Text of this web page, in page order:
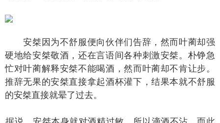
安桀因为不舒服便向伙伴们告辞，然而叶蔺却强
硬地给安桀敬酒，还在言语间各种刺激安桀。朴铮急
忙对叶蔺解释安桀不能喝酒，然而叶蔺却不肯让步。
推辞无果的安桀直接拿起酒杯灌下，结果本就不舒服
的安桀直接就晕了过去。